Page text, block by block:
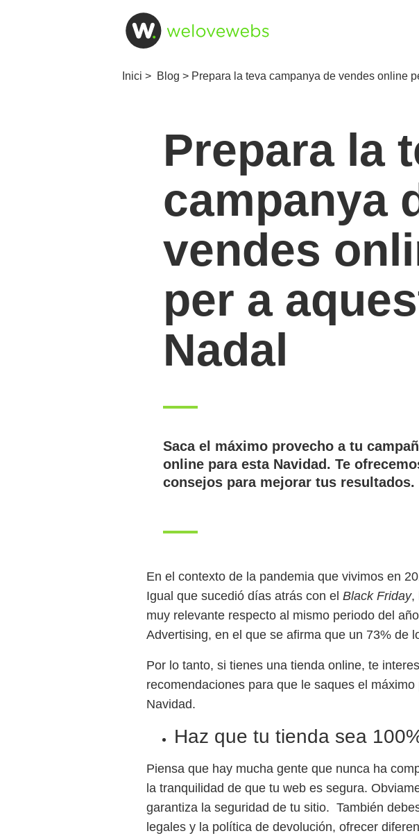
Inici > Blog > Prepara la teva campanya de vendes online
Prepara la
campanya
vendes
per a
Nadal
Saca el máximo provecho a tu
online para esta Navidad. Te
consejos para mejorar tus resultados.
En el contexto de la pandemia que vivimos en
Igual que sucedió días atrás con elBlack Friday,
muy relevante respecto al mismo periodo del
Advertising, en el que se afirma que un 73% de
Por lo tanto, si tienes una tienda online, te
recomendaciones para que le saques el
Navidad.
Haz que tu tienda sea
Piensa que hay mucha gente que nunca ha
la tranquilidad de que tu web es segura.
garantiza la seguridad de tu sitio. También
legales y la política de devolución, ofrecer